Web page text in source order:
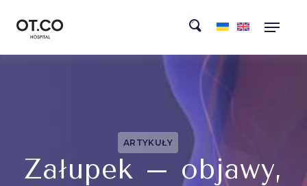
ARTYKUŁY
Załupek – objawy,